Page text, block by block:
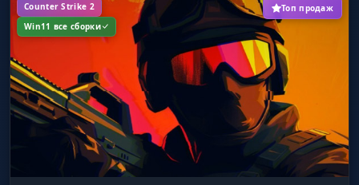
Counter Strike 2
Win11 все сборки
Топ продаж